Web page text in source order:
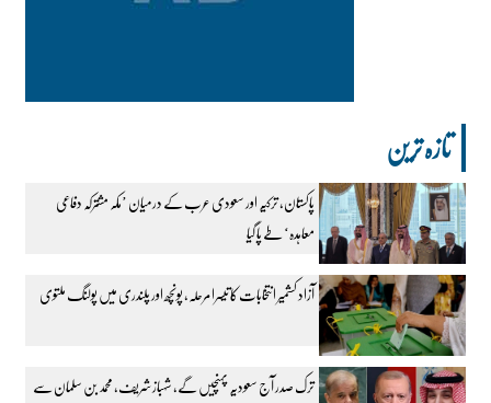
تازہ ترین
پاکستان، ترکیہ اور سعودی عرب کے درمیان ’مکہ مشترکہ دفاعی
معاہدہ‘ طے پا گیا
آزاد کشمیر انتخابات کا تیسرا مرحلہ، پونچھ اور پلندری میں پولنگ ملتوی
ترک صدر آج سعودیہ پہنچیں گے، شہباز شریف، محمد بن سلمان سے